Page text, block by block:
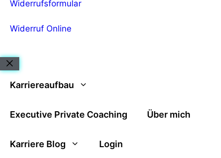
Widerrufsformular
Widerruf Online
Karriereaufbau
Executive Private Coaching Über mich
Karriere Blog Login